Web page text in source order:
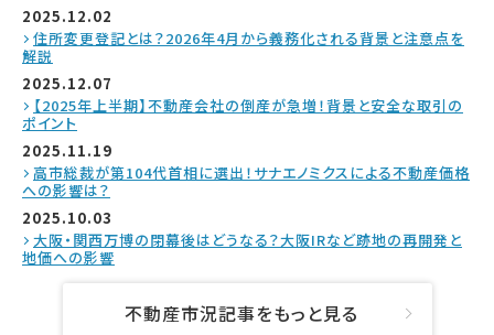
2025.12.02
住所変更登記とは？2026年4月から義務化される背景と注意点を
解説
2025.12.07
【2025年上半期】不動産会社の倒産が急増！背景と安全な取引の
ポイント
2025.11.19
高市総裁が第104代首相に選出！サナエノミクスによる不動産価格
への影響は？
2025.10.03
大阪・関西万博の閉幕後はどうなる？大阪IRなど跡地の再開発と
地価への影響
不動産市況記事をもっと見る